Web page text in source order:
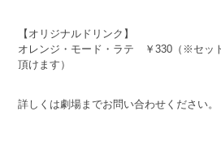
【オリジナルドリンク】
オレンジ・モード・ラテ ￥330（※セッ
頂けます）
詳しくは劇場までお問い合わせください。